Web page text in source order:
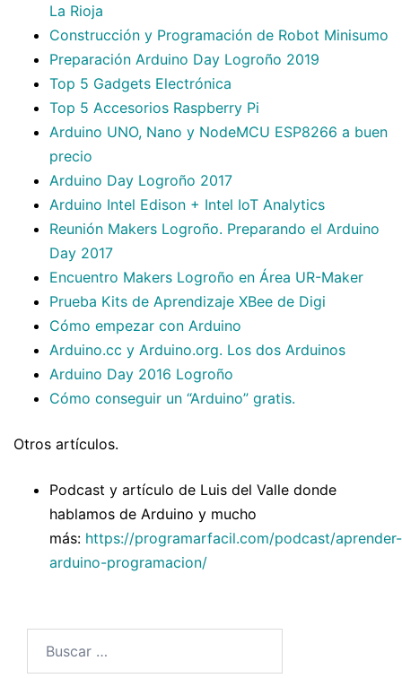
La Rioja
Construcción y Programación de Robot Minisumo
Preparación Arduino Day Logroño 2019
Top 5 Gadgets Electrónica
Top 5 Accesorios Raspberry Pi
Arduino UNO, Nano y NodeMCU ESP8266 a buen
precio
Arduino Day Logroño 2017
Arduino Intel Edison + Intel IoT Analytics
Reunión Makers Logroño. Preparando el Arduino
Day 2017
Encuentro Makers Logroño en Área UR-Maker
Prueba Kits de Aprendizaje XBee de Digi
Cómo empezar con Arduino
Arduino.cc y Arduino.org. Los dos Arduinos
Arduino Day 2016 Logroño
Cómo conseguir un “Arduino” gratis.
Otros artículos.
Podcast y artículo de Luis del Valle donde
hablamos de Arduino y mucho
más: https://programarfacil.com/podcast/aprender-
arduino-programacion/